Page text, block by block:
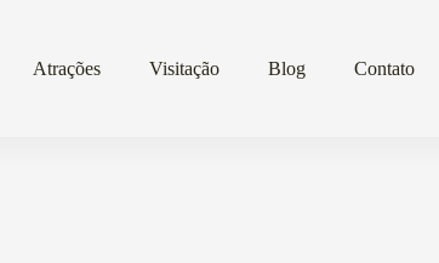
Atrações Visitação Blog Contato